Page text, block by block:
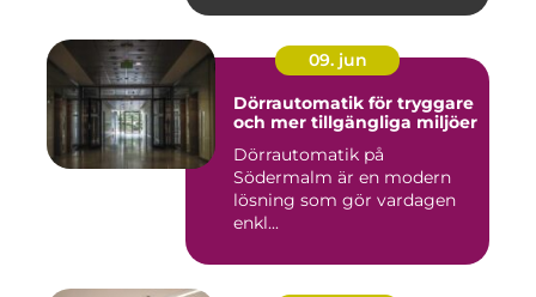
09. jun
Dörrautomatik för tryggare
och mer tillgängliga miljöer
Dörrautomatik på
Södermalm är en modern
lösning som gör vardagen
enkl...